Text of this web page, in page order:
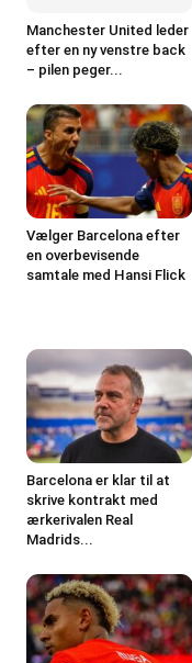
Manchester United leder
efter en ny venstre back
– pilen peger...
Vælger Barcelona efter
en overbevisende
samtale med Hansi Flick
Barcelona er klar til at
skrive kontrakt med
ærkerivalen Real
Madrids...